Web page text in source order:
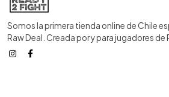
Somos la primera tienda online de Chile
Raw Deal. Creada por y para jugadores de